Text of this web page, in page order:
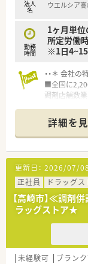
の教育担当
【こんな取
■調剤過誤
制を敷いて
まで学会参
■大手不動産
額を抑えな
法人
名 ウエルシア
勤務
時間
1ヶ月単
所定労働
※1日4~15
・・＊ 会社の
■全国に
調剤店舗数業
頑張り次第で
■経験や勤
半スタートと
■職種や職域
修を用意さ
■薬剤師が中
種多様に用
■店舗拡大に
トのポジシ
■在宅や教育
とも可能で
■その他に
域は多種多
■在宅実施店
詳細を
更新日： 2026/07/08
正社員
ドラッグ
【高崎市】≪調剤
ラッグストア★
未経験可 ブラン